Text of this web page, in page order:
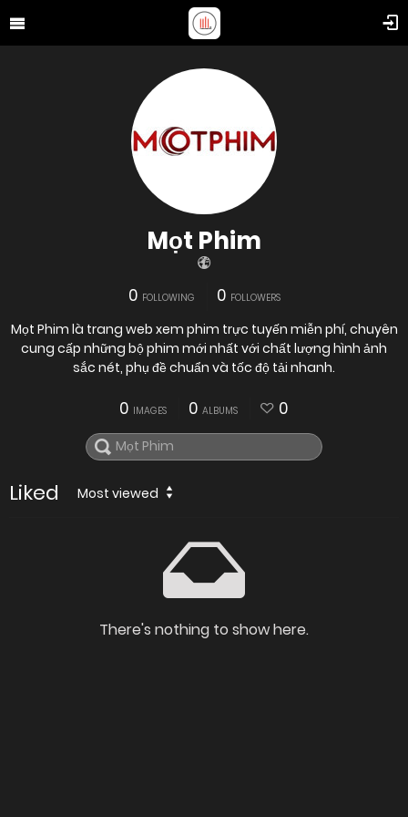
Mọt Phim
0 FOLLOWING 0 FOLLOWERS
Mọt Phim là trang web xem phim trực tuyến miễn phí, chuyên
cung cấp những bộ phim mới nhất với chất lượng hình ảnh
sắc nét, phụ đề chuẩn và tốc độ tải nhanh.
0 IMAGES 0 ALBUMS 0
Liked Most viewed
There's nothing to show here.